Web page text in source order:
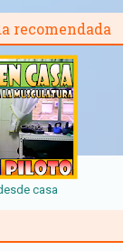
recomendada
casa